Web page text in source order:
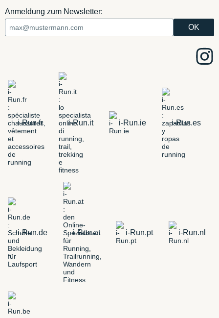
Anmeldung zum Newsletter:
i-Run.fr i-Run.it i-Run.ie i-Run.es
i-Run.de i-Run.at i-Run.pt i-Run.nl